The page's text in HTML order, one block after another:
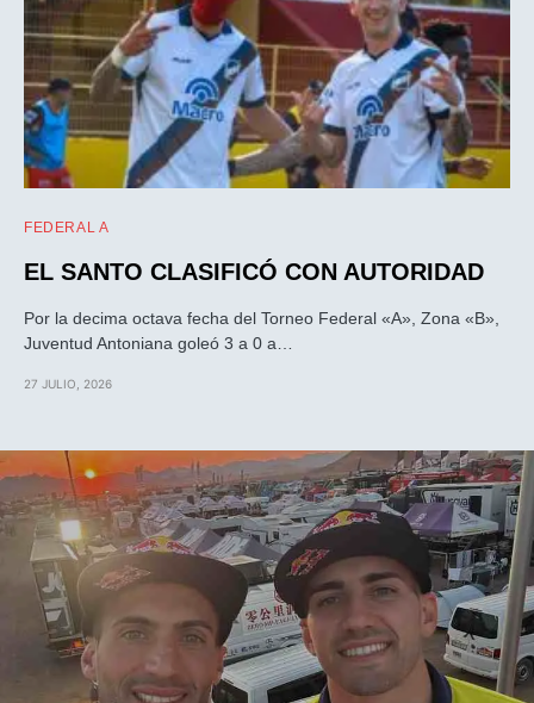
FEDERAL A
EL SANTO CLASIFICÓ CON AUTORIDAD
Por la decima octava fecha del Torneo Federal «A», Zona «B»,
Juventud Antoniana goleó 3 a 0 a…
27 JULIO, 2026